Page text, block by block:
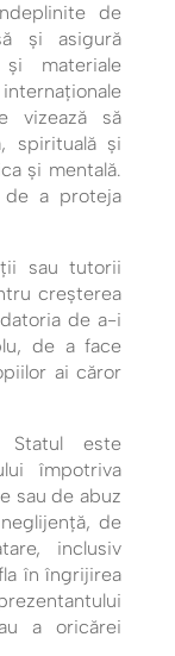
de
şi asigură
materiale
vizează să
spirituală şi
şi mentală.
de a proteja
sau tutorii
creșterea
de a-i
de a face
ai căror
Statul este
împotriva
sau de abuz
de
inclusiv
în îngrijirea
a oricărei